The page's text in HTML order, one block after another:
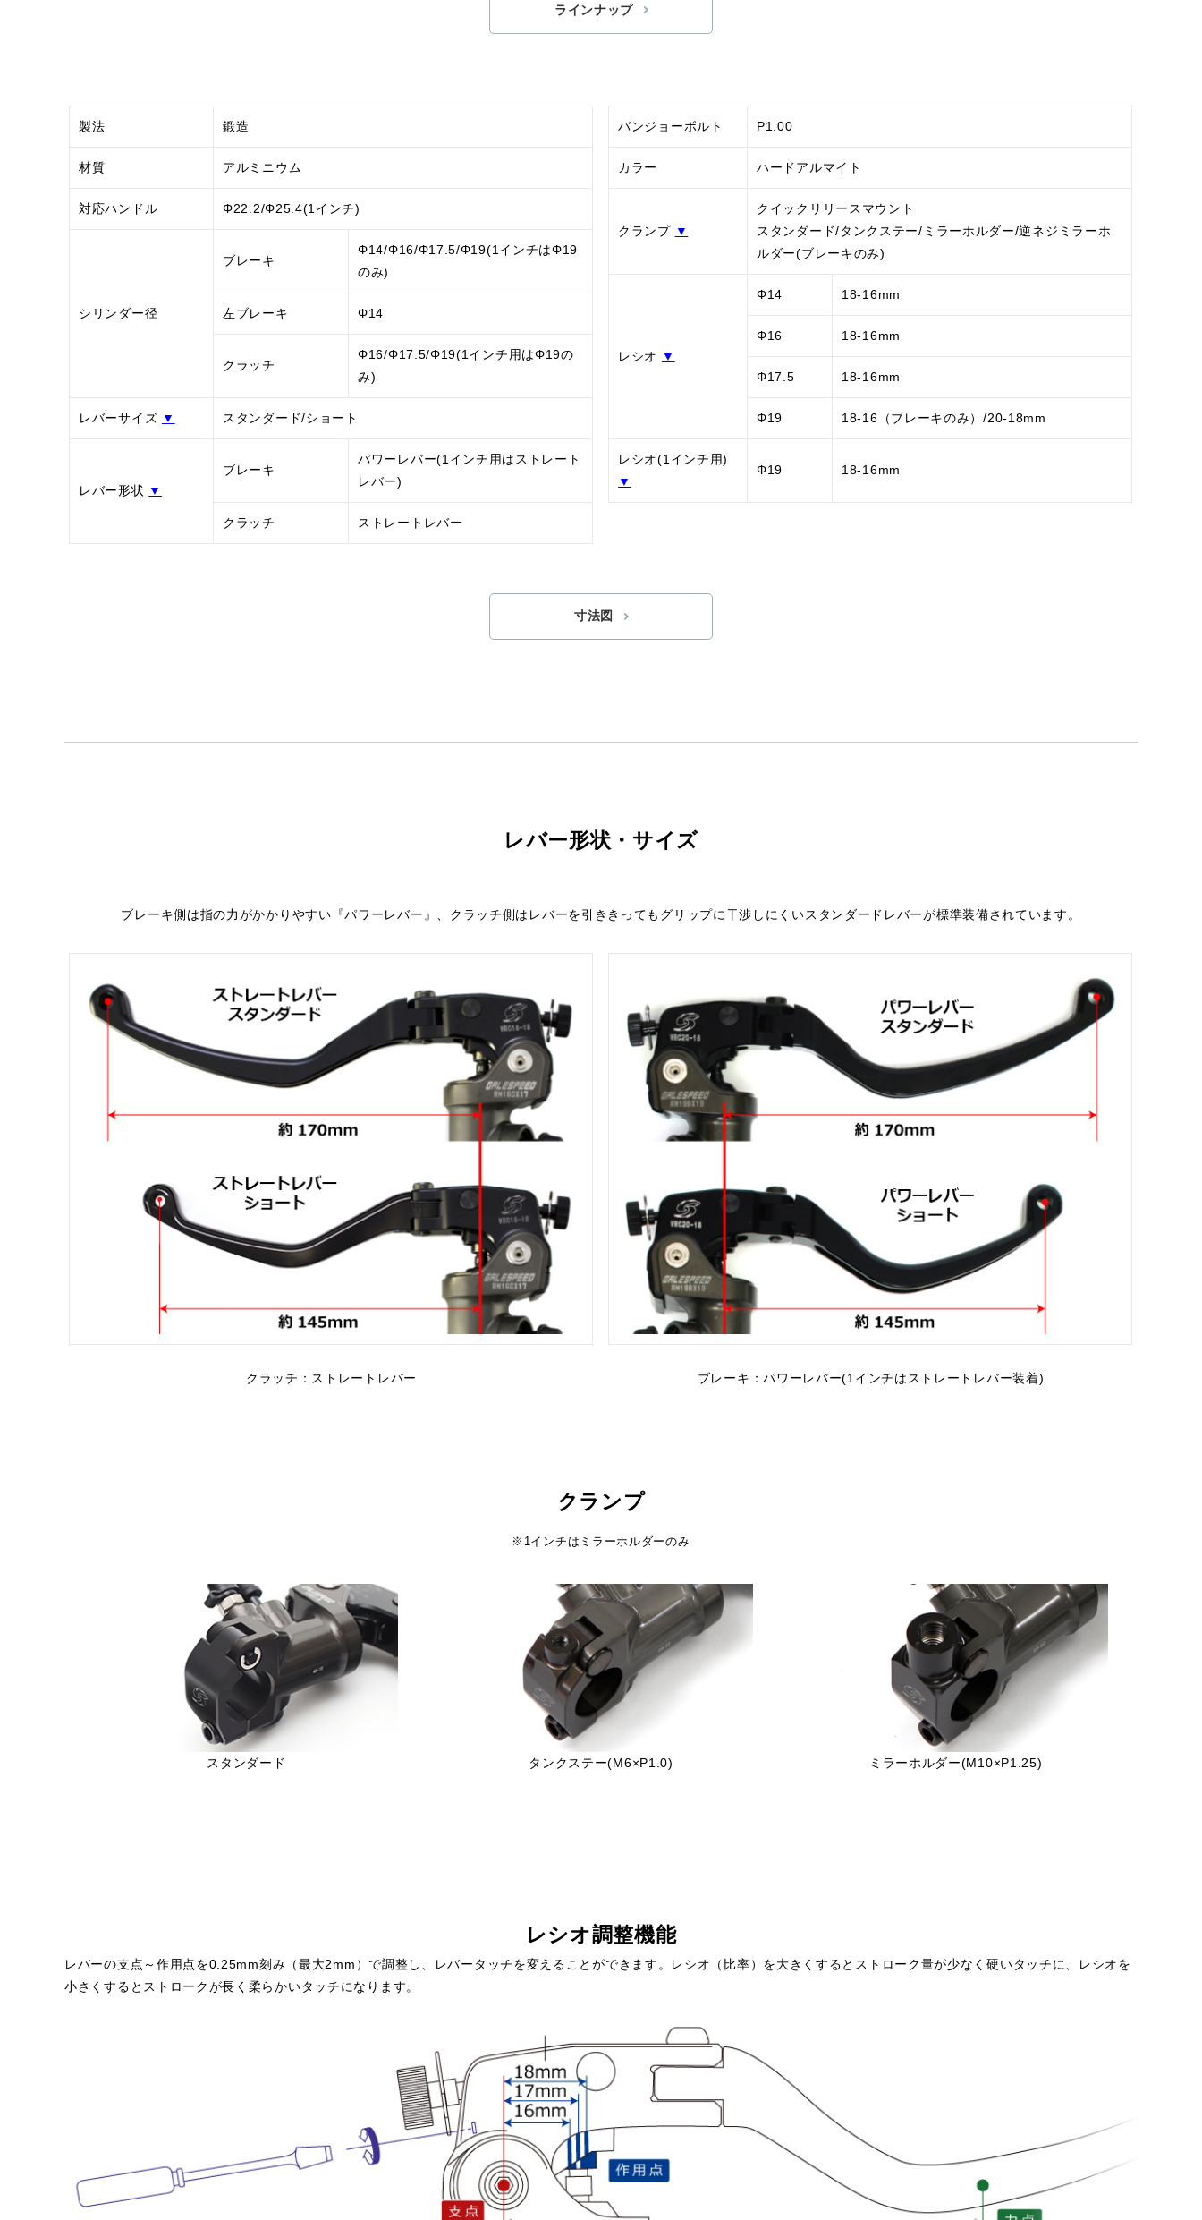
ラインナップ
製法 鍛造
材質 アルミニウム
対応ハンドル Φ22.2/Φ25.4(1インチ)
シリンダー径
ブレーキ
Φ14/Φ16/Φ17.5/Φ19(1インチはΦ19
のみ)
左ブレーキ Φ14
クラッチ
Φ16/Φ17.5/Φ19(1インチ用はΦ19の
み)
レバーサイズ ▼ スタンダード/ショート
レバー形状 ▼
ブレーキ
パワーレバー(1インチ用はストレート
レバー)
クラッチ ストレートレバー
バンジョーボルト P1.00
カラー ハードアルマイト
クランプ ▼
クイックリリースマウント
スタンダード/タンクステー/ミラーホルダー/逆ネジミラーホ
ルダー(ブレーキのみ)
レシオ ▼
Φ14 18-16mm
Φ16 18-16mm
Φ17.5 18-16mm
Φ19 18-16（ブレーキのみ）/20-18mm
レシオ(1インチ用)
▼
Φ19 18-16mm
寸法図
レバー形状・サイズ
ブレーキ側は指の力がかかりやすい『パワーレバー』、クラッチ側はレバーを引ききってもグリップに干渉しにくいスタンダードレバーが標準装備されています。
クラッチ：ストレートレバー ブレーキ：パワーレバー(1インチはストレートレバー装着)
クランプ
※1インチはミラーホルダーのみ
スタンダード タンクステー(M6×P1.0) ミラーホルダー(M10×P1.25)
レシオ調整機能
レバーの支点～作用点を0.25mm刻み（最大2mm）で調整し、レバータッチを変えることができます。レシオ（比率）を大きくするとストローク量が少なく硬いタッチに、レシオを
小さくするとストロークが長く柔らかいタッチになります。